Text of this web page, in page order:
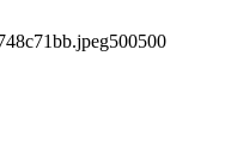
500500